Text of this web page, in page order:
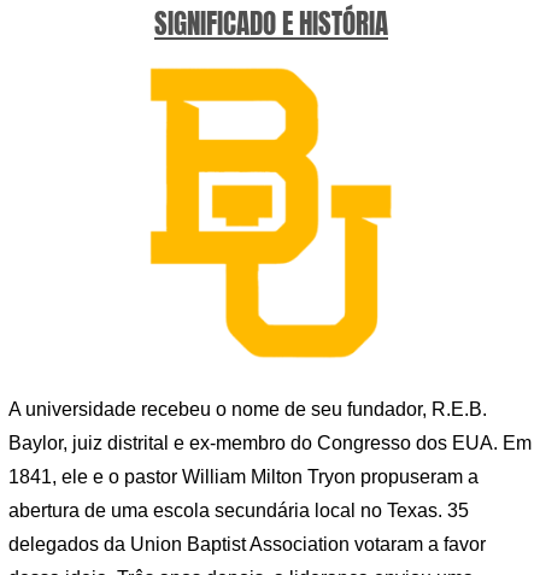
SIGNIFICADO E HISTÓRIA
A universidade recebeu o nome de seu fundador, R.E.B.
Baylor, juiz distrital e ex-membro do Congresso dos EUA. Em
1841, ele e o pastor William Milton Tryon propuseram a
abertura de uma escola secundária local no Texas. 35
delegados da Union Baptist Association votaram a favor